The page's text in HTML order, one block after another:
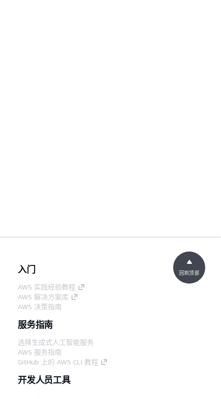
入门
AWS 实践经验教程
AWS 解决方案库
AWS 决策指南
服务指南
选择生成式人工智能服务
AWS 服务指南
GitHub 上的 AWS CLI 教程
开发人员工具
AWS 代码示例库
回到顶部